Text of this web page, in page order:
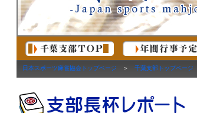
日本スポーツ麻雀協会トップページ ＞ 千葉支部トップページ